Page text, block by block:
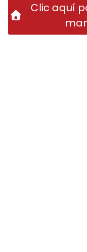
Clic aquí